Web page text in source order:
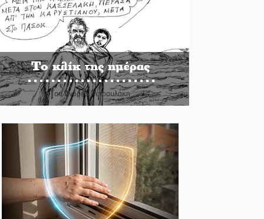
Το κλίκ της ημέρας
Του Ανδρέα Πετρουλάκη